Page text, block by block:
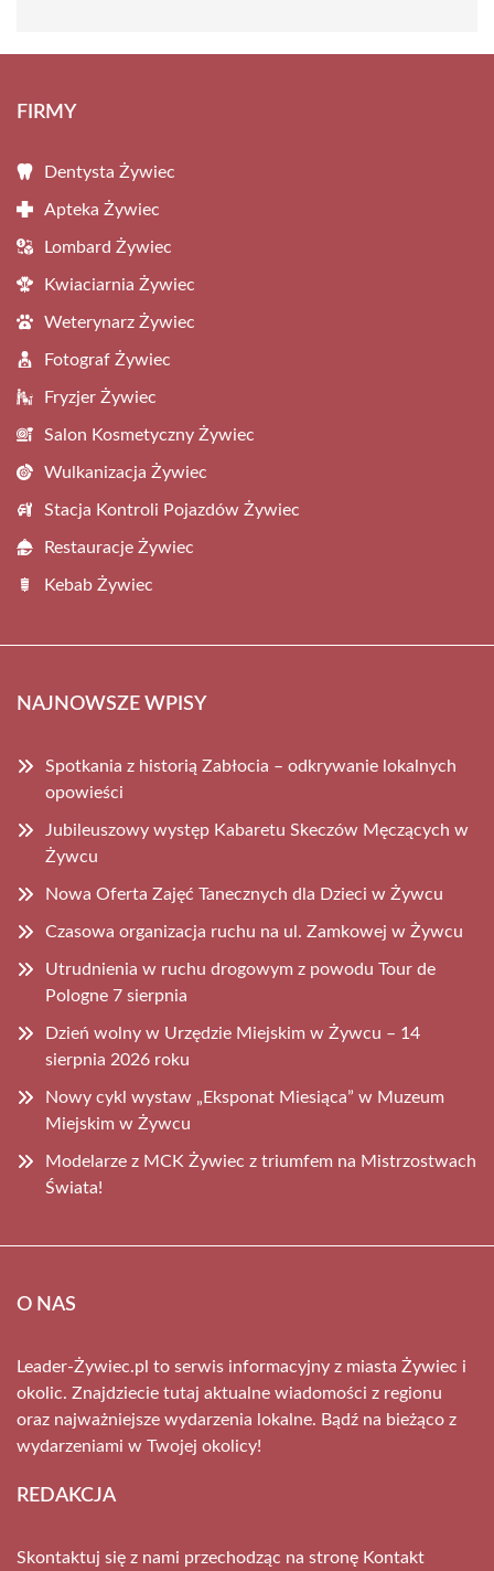
FIRMY
Dentysta Żywiec
Apteka Żywiec
Lombard Żywiec
Kwiaciarnia Żywiec
Weterynarz Żywiec
Fotograf Żywiec
Fryzjer Żywiec
Salon Kosmetyczny Żywiec
Wulkanizacja Żywiec
Stacja Kontroli Pojazdów Żywiec
Restauracje Żywiec
Kebab Żywiec
NAJNOWSZE WPISY
Spotkania z historią Zabłocia – odkrywanie lokalnych
opowieści
Jubileuszowy występ Kabaretu Skeczów Męczących w
Żywcu
Nowa Oferta Zajęć Tanecznych dla Dzieci w Żywcu
Czasowa organizacja ruchu na ul. Zamkowej w Żywcu
Utrudnienia w ruchu drogowym z powodu Tour de
Pologne 7 sierpnia
Dzień wolny w Urzędzie Miejskim w Żywcu – 14
sierpnia 2026 roku
Nowy cykl wystaw „Eksponat Miesiąca” w Muzeum
Miejskim w Żywcu
Modelarze z MCK Żywiec z triumfem na Mistrzostwach
Świata!
O NAS
Leader-Żywiec.pl to serwis informacyjny z miasta Żywiec i
okolic. Znajdziecie tutaj aktualne wiadomości z regionu
oraz najważniejsze wydarzenia lokalne. Bądź na bieżąco z
wydarzeniami w Twojej okolicy!
REDAKCJA
Skontaktuj się z nami przechodząc na stronę Kontakt